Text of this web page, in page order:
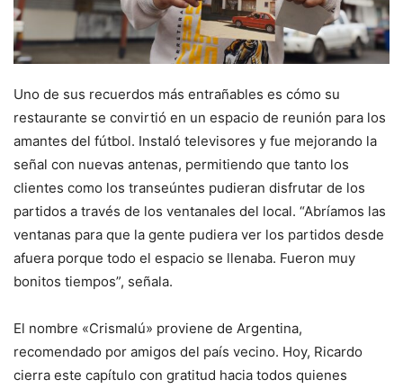
Uno de sus recuerdos más entrañables es cómo su
restaurante se convirtió en un espacio de reunión para los
amantes del fútbol. Instaló televisores y fue mejorando la
señal con nuevas antenas, permitiendo que tanto los
clientes como los transeúntes pudieran disfrutar de los
partidos a través de los ventanales del local. “Abríamos las
ventanas para que la gente pudiera ver los partidos desde
afuera porque todo el espacio se llenaba. Fueron muy
bonitos tiempos”, señala.
El nombre «Crismalú» proviene de Argentina,
recomendado por amigos del país vecino. Hoy, Ricardo
cierra este capítulo con gratitud hacia todos quienes